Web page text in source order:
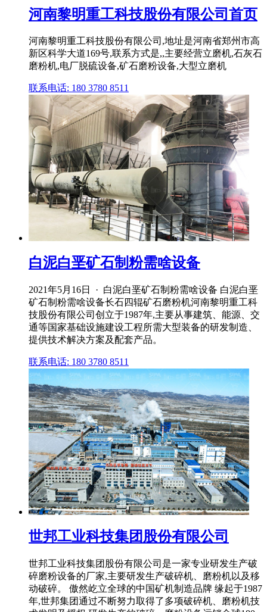
河南黎明重工科技股份有限公司首页
河南黎明重工科技股份有限公司,地址是河南省郑州市高
新区科学大道169号,联系方式是,,主要经营立磨机,石灰石
磨粉机,电厂脱硫设备,矿石磨粉设备,大型立磨机
联系电话: 180 3780 8511
白泥白垩矿石制粉需啥设备
2021年5月16日 · 白泥白垩矿石制粉需啥设备 白泥白垩
矿石制粉需啥设备长石四辊矿石磨粉机河南黎明重工科
技股份有限公司创立于1987年,主要从事建筑、能源、交
通等国家基础设施建设工程所需大型装备的研发制造、
提供技术解决方案及配套产品。
联系电话: 180 3780 8511
世邦工业科技集团股份有限公司
世邦工业科技集团股份有限公司是一家专业研发生产破
碎磨粉设备的厂家,主要研发生产破碎机、磨粉机以及移
动破碎。 傲然屹立全球的中国矿机制造品牌 缘起于1987
年,世邦集团通过不断努力取得了多项破碎机、磨粉机技